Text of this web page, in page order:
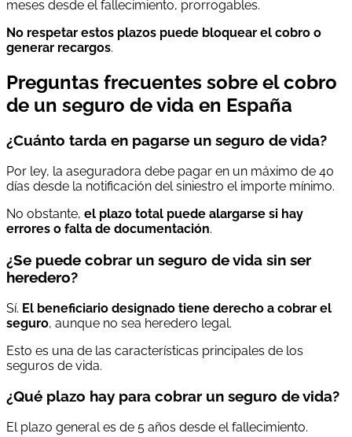
meses desde el fallecimiento, prorrogables.
No respetar estos plazos puede bloquear el cobro o
generar recargos.
Preguntas frecuentes sobre el cobro
de un seguro de vida en España
¿Cuánto tarda en pagarse un seguro de vida?
Por ley, la aseguradora debe pagar en un máximo de 40
días desde la notificación del siniestro el importe mínimo.
No obstante, el plazo total puede alargarse si hay
errores o falta de documentación.
¿Se puede cobrar un seguro de vida sin ser
heredero?
Sí. El beneficiario designado tiene derecho a cobrar el
seguro, aunque no sea heredero legal.
Esto es una de las características principales de los
seguros de vida.
¿Qué plazo hay para cobrar un seguro de vida?
El plazo general es de 5 años desde el fallecimiento.